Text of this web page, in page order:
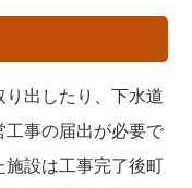
出したり、下水道
事の届出が必要で
設は工事完了後町